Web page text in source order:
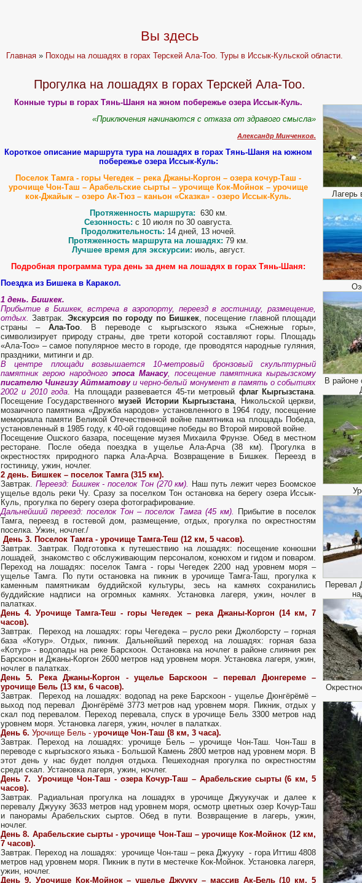
Вы здесь
Главная » Походы на лошадях в горах Терскей Ала-Тоо. Туры в Иссык-Кульской области.
Прогулка на лошадях в горах Терскей Ала-Тоо.
Лагерь
В районе
Перевал
Конные туры в горах Тянь-Шаня на жном побережье озера Иссык-Куль.
«Приключения начинаются с отказа от здравого смысла»
Александр Минченков.
Короткое описание маршрута тура на лошадях в горах Тянь-Шаня на южном
побережье озера Иссык-Куль:
Поселок Тамга - горы Чегедек – река Джаны-Коргон – озера кочур-Таш -
урочище Чон-Таш – Арабельские сырты – урочище Кок-Мойнок – урочище
кок-Джайык – озеро Ак-Тюз – каньон «Сказка» - озеро Иссык-Куль.
Протяженность маршрута: 630 км.
Сезонность: с 10 июля по 30 оавгуста.
Продолжительность: 14 дней, 13 ночей.
Протяженность маршрута на лошадях: 79 км.
Лучшее время для экскурсии: июль, август.
Подробная программа тура день за днем на лошадях в горах Тянь-Шаня:
Поездка из Бишека в Каракол.
1 день. Бишкек.
Прибытие в Бишкек, встреча в аэропорту, переезд в гостиницу, размещение,
отдых.Завтрак. Экскурсия по городу по Бишкек, посещение главной площади
страны – Ала-Тоо. В переводе с кыргызского языка «Снежные горы»,
символизирует природу страны, две трети которой составляют горы. Площадь
«Ала-Тоо» – самое популярное место в городе, где проводятся народные гуляния,
праздники, митинги и др.
В центре площади возвышается 10-метровый бронзовый скульптурный
памятник герою народного эпоса Манасу, посещение памятника кыргызскому
писателю Чингизу Айтматовуи черно-белый монумент в память о событиях
2002 и 2010 года. На площади развевается 45-ти метровый флаг Кыргызстана.
Посещение Государственного музей Истории Кыргызстана, Никольской церкви,
мозаичного памятника «Дружба народов» установленного в 1964 году, посещение
мемориала памяти Великой Отечественной войне памятника на площадь Победа,
установленный в 1985 году, к 40-ой годовщине победы во Второй мировой войне.
Посещение Ошского базара, посещение музея Михаила Фрунзе. Обед в местном
ресторане. После обеда поездка в ущелье Ала-Арча (38 км). Прогулка в
окрестностях природного парка Ала-Арча. Возвращение в Бишкек. Переезд в
гостиницу, ужин, ночлег.
2 день. Бишкек – поселок Тамга (315 км).
Завтрак. Переезд: Бишкек - поселок Тон (270 км). Наш путь лежит через Боомское
ущелье вдоль реки Чу. Сразу за поселком Тон остановка на берегу озера Иссык-
Куль, прогулка по берегу озера фотографирование.
Дальнейший переезд: поселок Тон – поселок Тамга (45 км).
Прибытие в поселок
Тамга, переезд в гостевой дом, размещение, отдых, прогулка по окрестностям
поселка. Ужин, ночлег./
День 3. Поселок Тамга - урочище Тамга-Теш (12 км, 5 часов).
Завтрак. Завтрак. Подготовка к путешествию на лошадях: посещение конюшни
лошадей, знакомство с обслуживающим персоналом, конюхом и гидом и поваром.
Переход на лошадях: поселок Тамга - горы Чегедек 2200 над уровнем моря –
ущелье Тамга. По пути остановка на пикник в урочище Тамга-Таш, прогулка к
каменным памятникам буддийской культуры, зесь на камнях сохранились
буддийские надписи на огромных камнях. Установка лагеря, ужин, ночлег в
палатках.
День 4. Урочище Тамга-Теш - горы Чегедек – река Джаны-Коргон (14 км, 7
часов).
Завтрак. Переход на лошадях: горы Чегедека – русло реки Джолборсту – горная
база «Котур». Отдых, пикник. Дальнейший переход на лошадях: горная база
«Котур» - водопады на реке Барскоон. Остановка на ночлег в районе слияния рек
Барскоон и Джаны-Коргон 2600 метров над уровнем моря. Установка лагеря, ужин,
ночлег в палатках.
День 5. Река Джаны-Коргон - ущелье Барскоон – перевал Дюнгереме –
урочище Бель (13 км, 6 часов).
Завтрак. Переход на лошадях: водопад на реке Барскоон - ущелье Дюнгёрёмё –
выход под перевал Дюнгёрёмё 3773 метров над уровнем моря. Пикник, отдых у
скал под перевалом. Переход перевала, спуск в урочище Бель 3300 метров над
уровнем моря. Установка лагеря, ужин, ночлег в палатках.
День 6. Урочище Бель - урочище Чон-Таш (8 км, 3 часа).
Завтрак. Переход на лошадях: урочище Бель – урочище Чон-Таш. Чон-Таш в
переводе с кыргызского языка - Большой Камень 2800 метров над уровнем моря. В
этот день у нас будет полдня отдыха. Пешеходная прогулка по окрестностям
среди скал. Установка лагеря, ужин, ночлег.
День 7. Урочище Чон-Таш - озера Кочур-Таш – Арабельские сырты (6 км, 5
часов).
Завтрак. Радиальная прогулка на лошадях в урочище Джуукучак и далее к
перевалу Джууку 3633 метров над уровнем моря, осмотр цветных озер Кочур-Таш
и панорамы Арабельских сыртов. Обед в пути. Возвращение в лагерь, ужин,
ночлег.
День 8. Арабельские сырты - урочище Чон-Таш – урочище Кок-Мойнок (12 км,
7 часов).
Завтрак. Переход на лошадях: урочище Чон-таш – река Джууку - гора Иттиш 4808
метров над уровнем моря. Пикник в пути в местечке Кок-Мойнок. Установка лагеря,
ужин, ночлег.
День 9. Урочище Кок-Мойнок – ущелье Джууку – массив Ак-Бель (10 км, 5